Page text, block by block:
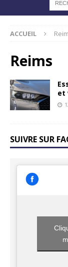
ACCUEIL
Reims
et
SUIVRE SUR